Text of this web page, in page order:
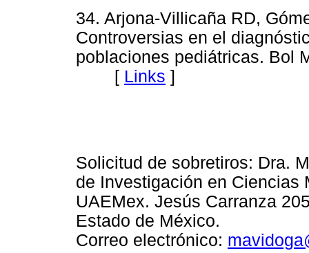
34. Arjona-Villicaña RD,
Controversias en el
poblaciones pediátricas. Bol
[ Links ]
Solicitud de sobretiros: Dra.
de Investigación en Ciencias
UAEMex. Jesús Carranza
Estado de México.
Correo electrónico: